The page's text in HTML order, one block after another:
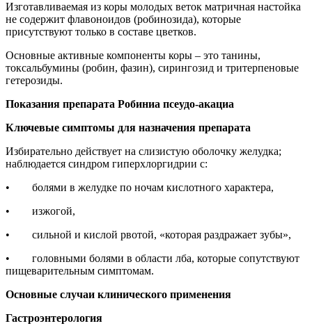
Изготавливаемая из коры молодых веток матричная настойка
не содержит флавоноидов (робинозида), которые
присутствуют только в составе цветков.
Основные активные компоненты коры – это танины,
токсальбумины (робин, фазин), сирингозид и тритерпеновые
гетерозиды.
Показания препарата Робиниа псеудо-акациа
Ключевые симптомы для назначения препарата
Избирательно действует на слизистую оболочку желудка;
наблюдается синдром гиперхлоргидрии с:
• болями в желудке по ночам кислотного характера,
• изжогой,
• сильной и кислой рвотой, «которая раздражает зубы»,
• головными болями в области лба, которые сопутствуют
пищеварительным симптомам.
Основные случаи клинического применения
Гастроэнтерология